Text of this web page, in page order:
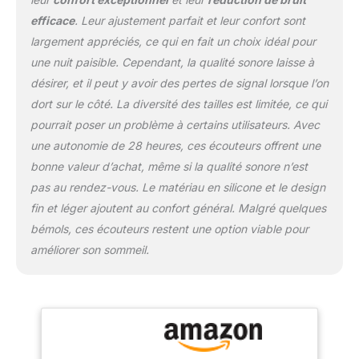
smartphone, ces
écouteurs bloquent
joliment les sons et les
cristallin : équipés de
pilotes de 5 mm et d'une
impédance de 160 hms,
les écouteurs offrent un
son cristallin adapté pour
les podcasts, les
méditations, la musique
et bien plus encore Étui
de chargement facile à
transporter : profitez de
jusqu'à 4,5 heures de
charge pratique
Remarque : les écouteurs
n'ont pas d'annulation
efficace. Leur ajustement parfait et leur confort sont
largement appréciés, ce qui en fait un choix idéal pour
une nuit paisible. Cependant, la qualité sonore laisse à
désirer, et il peut y avoir des pertes de signal lorsque l’on
dort sur le côté. La diversité des tailles est limitée, ce qui
pourrait poser un problème à certains utilisateurs. Avec
une autonomie de 28 heures, ces écouteurs offrent une
bonne valeur d’achat, même si la qualité sonore n’est
pas au rendez-vous. Le matériau en silicone et le design
fin et léger ajoutent au confort général. Malgré quelques
bémols, ces écouteurs restent une option viable pour
améliorer son sommeil.